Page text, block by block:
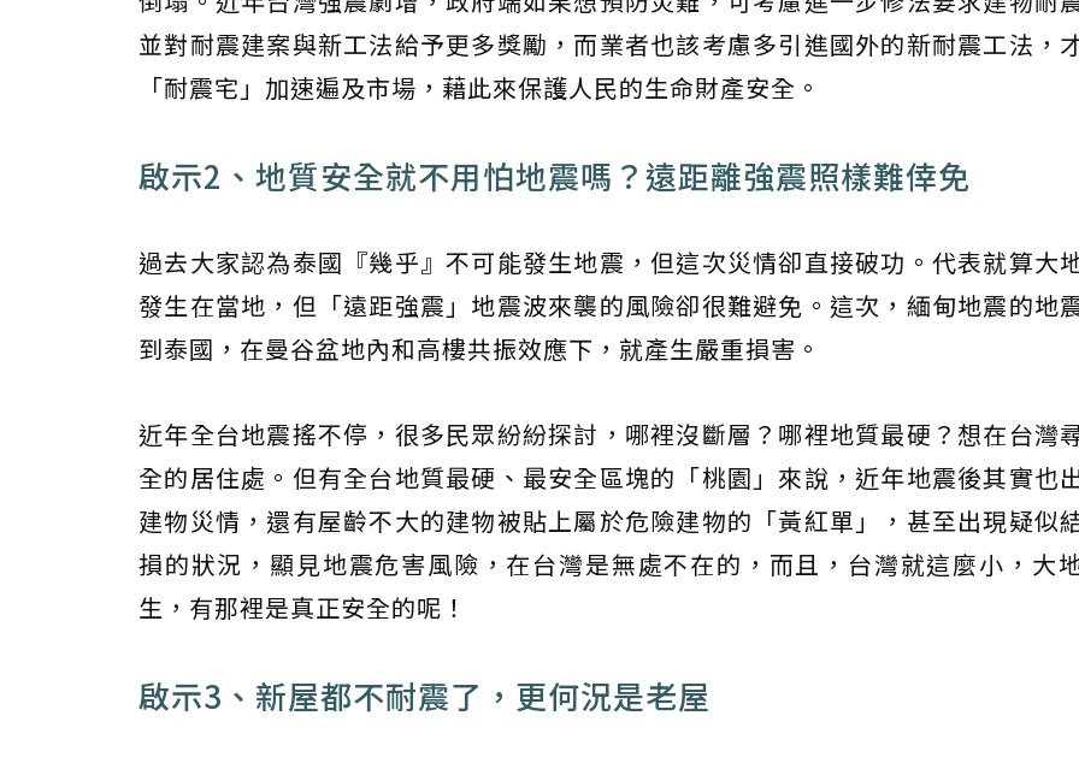
並對耐震建案與新工法給予更多獎勵，而業者也該考慮多引進國外的新耐震工法，
「耐震宅」加速遍及市場，藉此來保護人民的生命財產安全。
啟示2、地質安全就不用怕地震嗎？遠距離強震照樣難倖免
過去大家認為泰國『幾乎』不可能發生地震，但這次災情卻直接破功。代表就算大
發生在當地，但「遠距強震」地震波來襲的風險卻很難避免。這次，緬甸地震的地
到泰國，在曼谷盆地內和高樓共振效應下，就產生嚴重損害。
近年全台地震搖不停，很多民眾紛紛探討，哪裡沒斷層？哪裡地質最硬？想在台灣
全的居住處。但有全台地質最硬、最安全區塊的「桃園」來說，近年地震後其實也
建物災情，還有屋齡不大的建物被貼上屬於危險建物的「黃紅單」，甚至出現疑似
損的狀況，顯見地震危害風險，在台灣是無處不在的，而且，台灣就這麼小，大
生，有那裡是真正安全的呢！
啟示3、新屋都不耐震了，更何況是老屋